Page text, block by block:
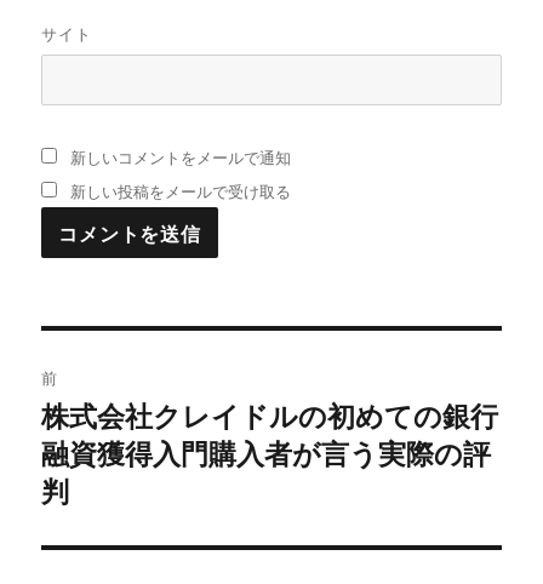
サイト
新しいコメントをメールで通知
新しい投稿をメールで受け取る
稿
ナ
ビ
ゲ
前
過
去
の
稿:
株式会社クレイドルの初めての銀行
融資獲得入門購入者が言う実際の評
判